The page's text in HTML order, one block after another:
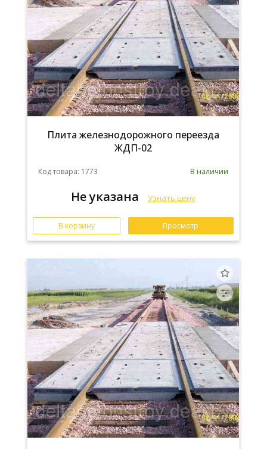
Плита железнодорожного переезда
ЖДП-02
Код товара: 1773 В наличии
Не указана Узнать цену
В корзину Просмотр